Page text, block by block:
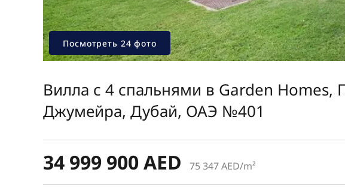
Посмотреть 24 фото
Вилла с 4 спальнями в Garden Homes,
Джумейра, Дубай, ОАЭ №401
34 999 900 AED 75 347 AED/m²